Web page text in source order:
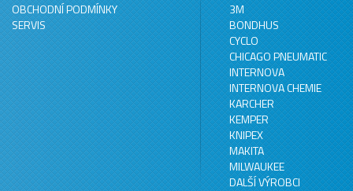
OBCHODNÍ PODMÍNKY
SERVIS
3M
BONDHUS
CYCLO
CHICAGO PNEUMATIC
INTERNOVA
INTERNOVA CHEMIE
KARCHER
KEMPER
KNIPEX
MAKITA
MILWAUKEE
DALŠÍ VÝROBCI